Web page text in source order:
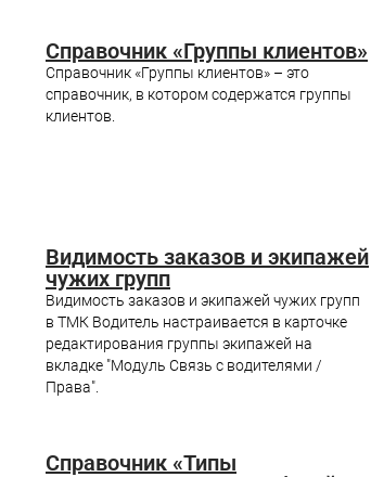
Справочник «Группы клиентов»
Справочник «Группы клиентов» – это
справочник, в котором содержатся группы
клиентов.
Видимость заказов и экипажей
чужих групп
Видимость заказов и экипажей чужих групп
в ТМК Водитель настраивается в карточке
редактирования группы экипажей на
вкладке "Модуль Связь с водителями /
Права".
Справочник «Типы